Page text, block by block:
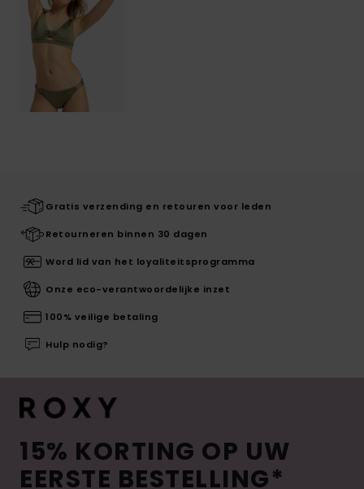
Gratis verzending en retouren voor leden
Retourneren binnen 30 dagen
Word lid van het loyaliteitsprogramma
Onze eco-verantwoordelijke inzet
100% veilige betaling
Hulp nodig?
15% KORTING OP UW
EERSTE BESTELLING*